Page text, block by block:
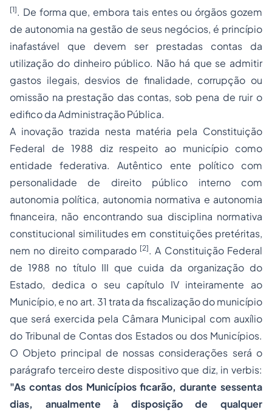
[1]. De forma que, embora tais entes ou órgãos gozem
de autonomia na gestão de seus negócios, é princípio
inafastável que devem ser prestadas contas da
utilização do dinheiro público. Não há que se admitir
gastos ilegais, desvios de finalidade, corrupção ou
omissão na prestação das contas, sob pena de ruir o
edifico da Administração Pública.
A inovação trazida nesta matéria pela Constituição
Federal de 1988 diz respeito ao município como
entidade federativa. Autêntico ente político com
personalidade de direito público interno com
autonomia política, autonomia normativa e autonomia
financeira, não encontrando sua disciplina normativa
constitucional similitudes em constituições pretéritas,
nem no direito comparado [2]. A Constituição Federal
de 1988 no título III que cuida da organização do
Estado, dedica o seu capítulo IV inteiramente ao
Município, e no art. 31 trata da fiscalização do município
que será exercida pela Câmara Municipal com auxílio
do Tribunal de Contasdos Estados ou dos Municípios.
O Objeto principal de nossas considerações será o
parágrafo terceiro deste dispositivo que diz, in verbis:
"As contas dos Municípios ficarão, durante sessenta
dias, anualmente à disposição de qualquer